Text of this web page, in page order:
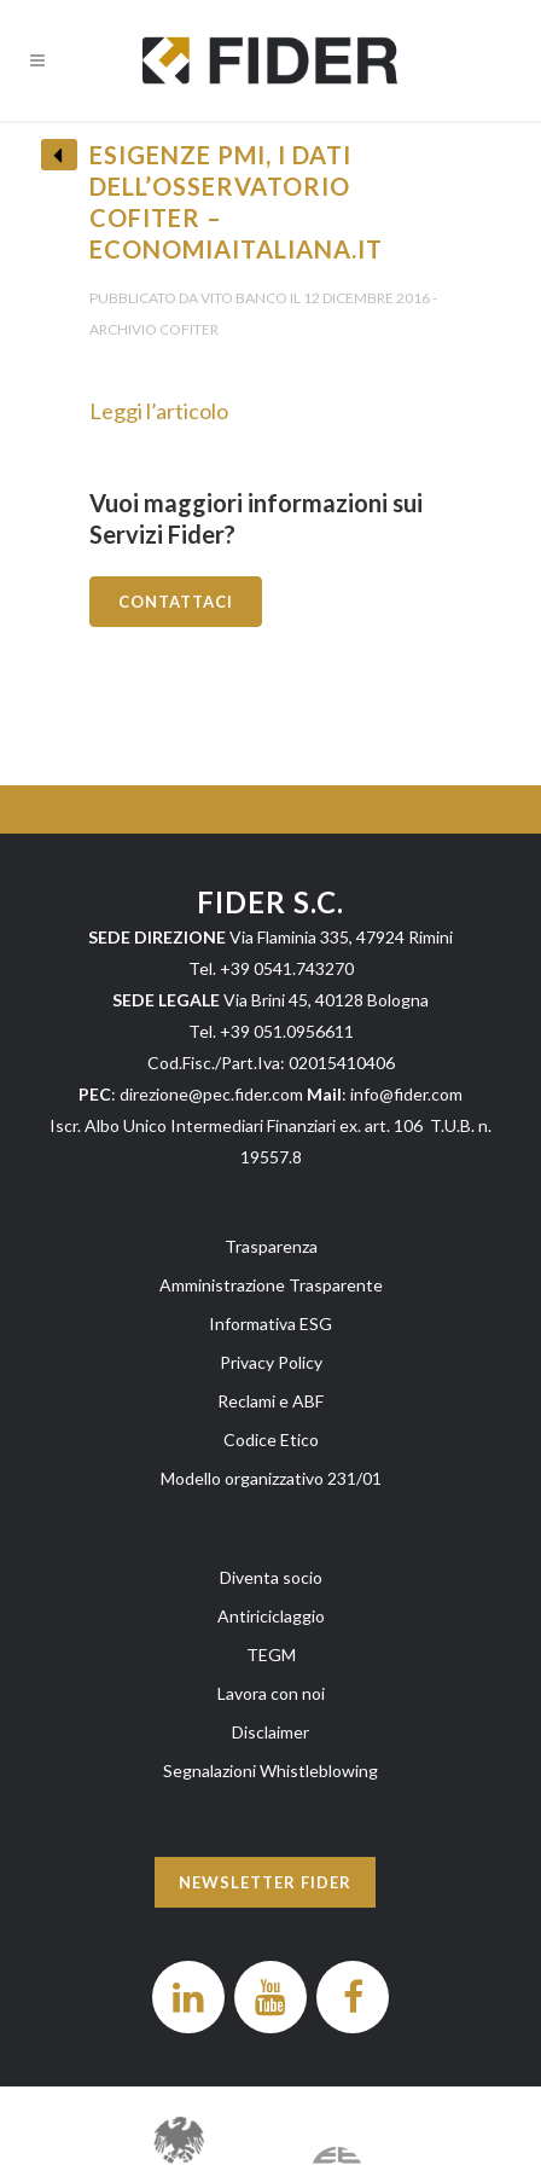
ESIGENZE PMI, I DATI
DELL’OSSERVATORIO
COFITER –
ECONOMIAITALIANA.IT
PUBBLICATO DA VITO BANCO IL 12 DICEMBRE 2016 -
ARCHIVIO COFITER
Leggi l’articolo
Vuoi maggiori informazioni sui
Servizi Fider?
CONTATTACI
FIDER S.C.
SEDE DIREZIONEVia Flaminia 335, 47924 Rimini
Tel. +39 0541.743270
SEDE LEGALEVia Brini 45, 40128 Bologna
Tel. +39 051.0956611
Cod.Fisc./Part.Iva: 02015410406
PEC: direzione@pec.fider.com Mail: info@fider.com
Iscr. Albo Unico Intermediari Finanziari ex. art. 106 T.U.B. n.
19557.8
Trasparenza
Amministrazione Trasparente
Informativa ESG
Privacy Policy
Reclami e ABF
Codice Etico
Modello organizzativo 231/01
Diventa socio
Antiriciclaggio
TEGM
Lavora con noi
Disclaimer
Segnalazioni Whistleblowing
NEWSLETTER FIDER